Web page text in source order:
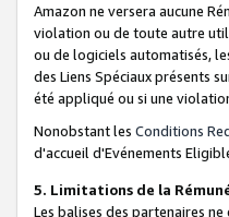
Amazon ne versera aucune
violation ou de toute autre
ou de logiciels automatisés,
des Liens Spéciaux présents
été appliqué ou si une
Nonobstant les Conditions
d'accueil d'Evénements
5. Limitations de la
Les balises des partenaires